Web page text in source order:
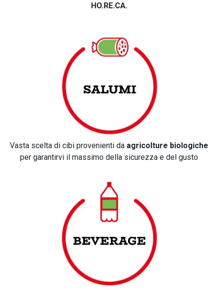
HO.RE.CA.
Vasta scelta di cibi provenienti da agricolture biologiche
per garantirvi il massimo della sicurezza e del gusto